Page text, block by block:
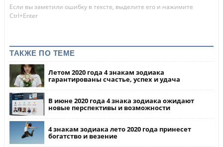
Если вы заметили ошибку в тексте, выделите его и нажимите
Ctrl+Enter
ТАКЖЕ ПО ТЕМЕ
Летом 2020 года 4 знакам зодиака
гарантированы счастье, успех и удача
В июне 2020 года 4 знака зодиака ожидают
новые перспективы и возможности
4 знакам зодиака лето 2020 года принесет
богатство и везение